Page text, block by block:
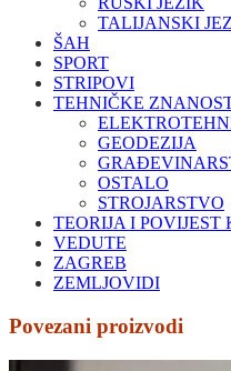
TALIJANSKI
ŠAH
SPORT
STRIPOVI
TEHNIČKE
GEODEZIJA
OSTALO
STROJARSTVO
TEORIJA I POVIJEST
VEDUTE
ZAGREB
ZEMLJOVIDI
Povezani proizvodi